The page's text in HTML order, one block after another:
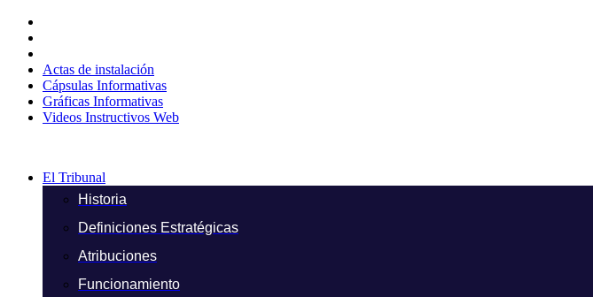
contenido
Actas de instalación
Cápsulas Informativas
Gráficas Informativas
Videos Instructivos Web
El Tribunal
Historia
Definiciones Estratégicas
Atribuciones
Funcionamiento